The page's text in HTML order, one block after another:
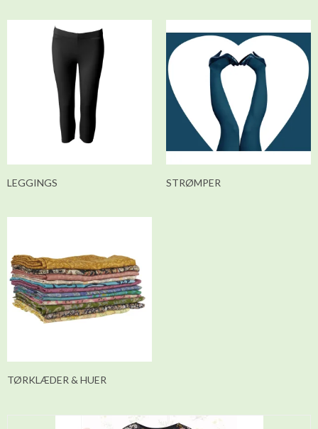
LEGGINGS STRØMPER
TØRKLÆDER & HUER